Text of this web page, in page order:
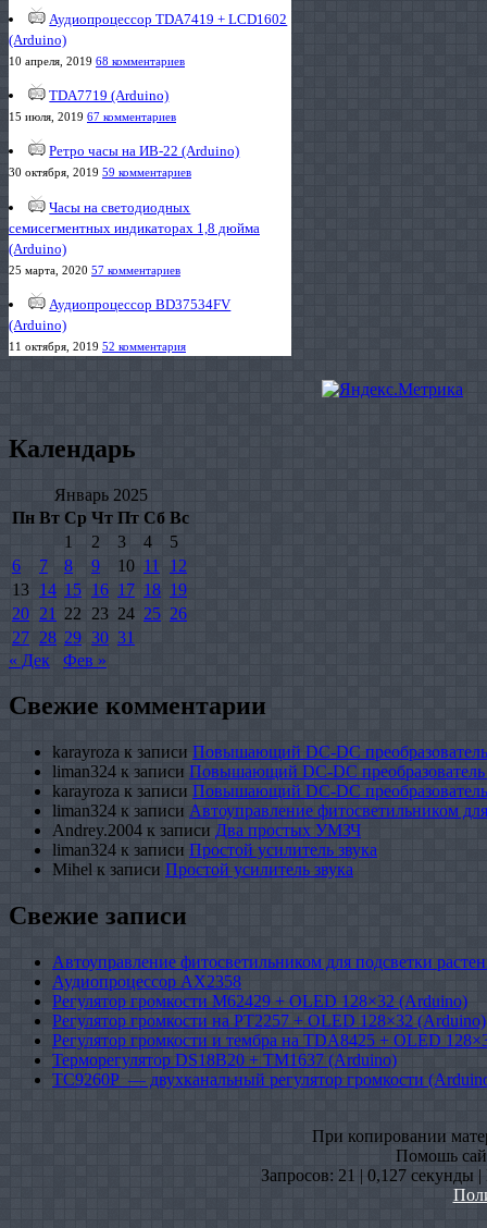
Аудиопроцессор TDA7419 + LCD1602
(Arduino)
10 апреля, 2019 68 комментариев
TDA7719 (Arduino)
15 июля, 2019 67 комментариев
Ретро часы на ИВ-22 (Arduino)
30 октября, 2019 59 комментариев
Часы на светодиодных
семисегментных индикаторах 1,8 дюйма
(Arduino)
25 марта, 2020 57 комментариев
Аудиопроцессор BD37534FV
(Arduino)
11 октября, 2019 52 комментария
Календарь
Январь 2025
Пн Вт Ср Чт Пт Сб Вс
1
2 3 4
5
6
7 8 9 10 11
12
13 14 15 16 17 18 19
20 21 22 23 24 25 26
27 28 29 30 31
« Дек
Фев »
Свежие комментарии
karayroza к записи Повышающий DC-DC
liman324 к записи Повышающий DC-DC
karayroza к записи Повышающий DC-DC
liman324 к записи Автоуправление фитосветильником
Andrey.2004 к записи Два простых УМЗЧ
liman324 к записи Простой усилитель звука
Mihel к записи Простой усилитель звука
Свежие записи
Автоуправление фитосветильником для подсветки
Аудиопроцессор AX2358
Регулятор громкости M62429 + OLED 128×32 (Arduino)
Регулятор громкости на PT2257 + OLED 128×32 (Arduino)
Регулятор громкости и тембра на TDA8425 + OLED
Терморегулятор DS18B20 + TM1637 (Arduino)
TC9260P — двухканальный регулятор громкости
При копировании
Помошь
Запросов: 21 | 0,127 секунды